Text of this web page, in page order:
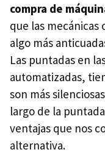
compra de
que las mecánicas
algo más
Las puntadas en
automatizadas,
son más
largo de la
ventajas que nos
alternativa.